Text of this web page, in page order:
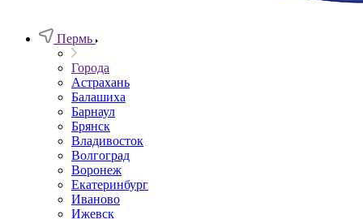
Пермь
Города
Астрахань
Балашиха
Барнаул
Брянск
Владивосток
Волгоград
Воронеж
Екатеринбург
Иваново
Ижевск